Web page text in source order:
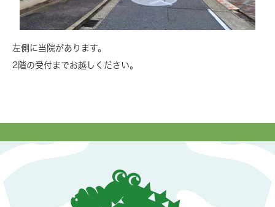
左側に当院があります。
2階の受付までお越しください。